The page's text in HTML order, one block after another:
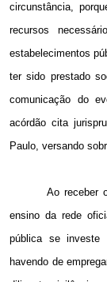
circunstância,
recursos
estabelecimentos
ter sido prestado
comunicação do
acórdão cita
Paulo, versando
Ao receber
ensino da rede
pública se investe
havendo de